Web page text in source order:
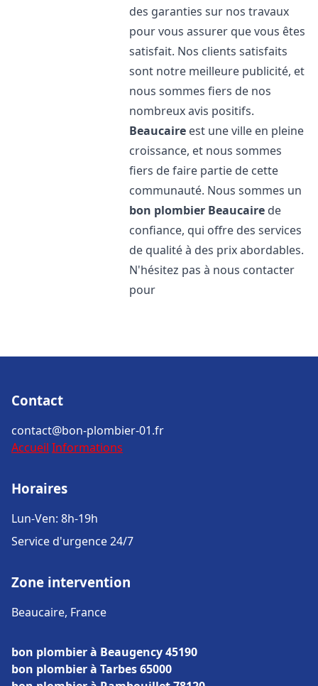
des garanties sur nos travaux
pour vous assurer que vous êtes
satisfait. Nos clients satisfaits
sont notre meilleure publicité, et
nous sommes fiers de nos
nombreux avis positifs.
Beaucaire est une ville en pleine
croissance, et nous sommes
fiers de faire partie de cette
communauté. Nous sommes un
bon plombier Beaucaire de
confiance, qui offre des services
de qualité à des prix abordables.
N'hésitez pas à nous contacter
pour
Contact
contact@bon-plombier-01.fr
Accueil Informations
Horaires
Lun-Ven: 8h-19h
Service d'urgence 24/7
Zone intervention
Beaucaire, France
bon plombier à Beaugency 45190
bon plombier à Tarbes 65000